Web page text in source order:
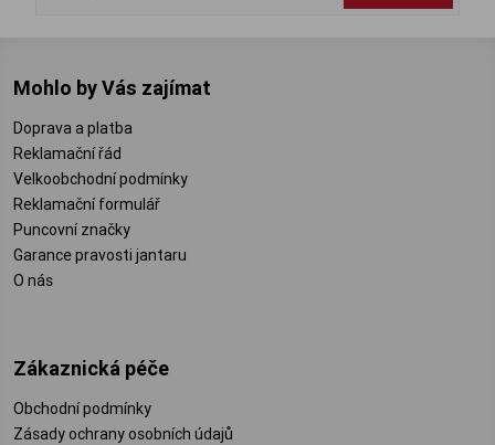
Mohlo by Vás zajímat
Doprava a platba
Reklamační řád
Velkoobchodní podmínky
Reklamační formulář
Puncovní značky
Garance pravosti jantaru
O nás
Zákaznická péče
Obchodní podmínky
Zásady ochrany osobních údajů